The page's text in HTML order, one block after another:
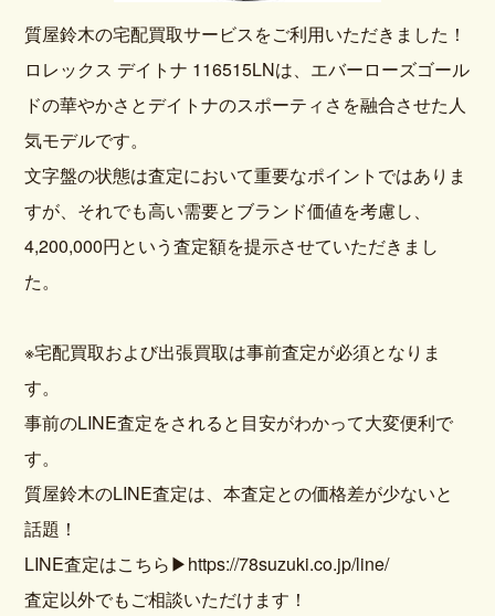
質屋鈴木の宅配買取サービスをご利用いただきました！
ロレックス デイトナ 116515LNは、エバーローズゴール
ドの華やかさとデイトナのスポーティさを融合させた人
気モデルです。
文字盤の状態は査定において重要なポイントではありま
すが、それでも高い需要とブランド価値を考慮し、
4,200,000円という査定額を提示させていただきまし
た。
※宅配買取および出張買取は事前査定が必須となりま
す。
事前のLINE査定をされると目安がわかって大変便利で
す。
質屋鈴木のLINE査定は、本査定との価格差が少ないと
話題！
LINE査定はこちら▶https://78suzuki.co.jp/line/
査定以外でもご相談いただけます！